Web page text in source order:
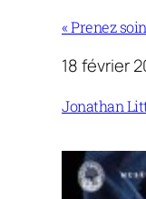
« Prenez
18 février
Jonathan